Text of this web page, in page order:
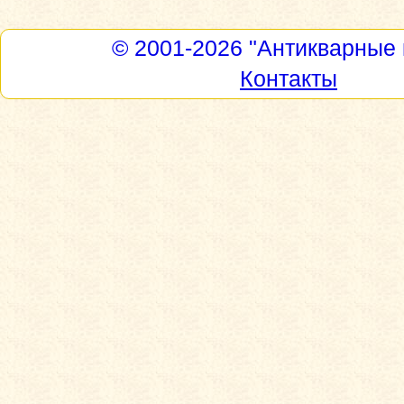
© 2001-2026 "Антикварные
Контакты